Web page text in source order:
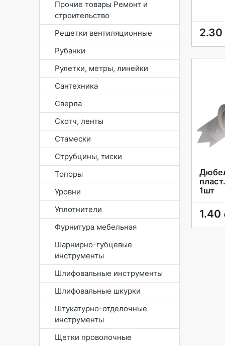
Прочие товары Ремонт и
строительство
Решетки вентиляционные
Рубанки
Рулетки, метры, линейки
Сантехника
Сверла
Скотч, ленты
Стамески
Струбцины, тиски
Топоры
Уровни
Уплотнители
Фурнитура мебельная
Шарнирно-губцевые
инструменты
Шлифовальные инструменты
Шлифовальные шкурки
Штукатурно-отделочные
инструменты
Щетки проволочные
2.30
1шт
1.40